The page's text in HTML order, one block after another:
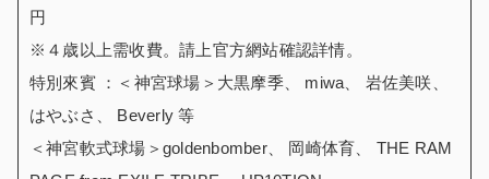
円
※４歳以上需收費。請上官方網站確認詳情。
特別來賓 ：＜神宮球場＞大黒摩季、 miwa、 岩佐美咲、
はやぶさ、 Beverly 等
＜神宮軟式球場＞goldenbomber、 岡崎体育、 THE RAM